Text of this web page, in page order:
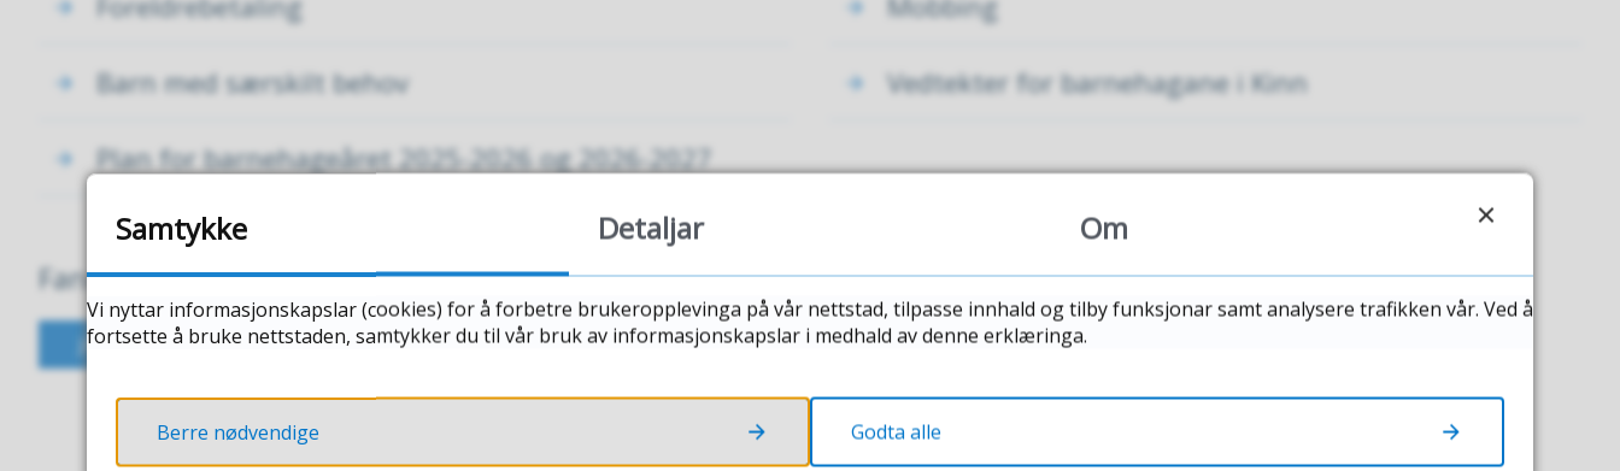
Barn med særskilt behov Vedtekter for barnehagane i Kinn
Plan for barnehageåret 2025-2026 og 2026-2027
Fann du det du leita etter?
JA NEI
Samtykke Detaljar Om
Vi nyttar informasjonskapslar (cookies) for å forbetre brukeropplevinga på vår nettstad, tilpasse innhald og tilby funksjonar samt analysere trafikken vår. Ved å
fortsette å bruke nettstaden, samtykker du til vår bruk av informasjonskapslar i medhald av denne erklæringa.
Berre nødvendige Godta alle